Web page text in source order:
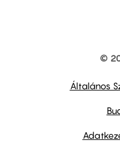
©
Általános